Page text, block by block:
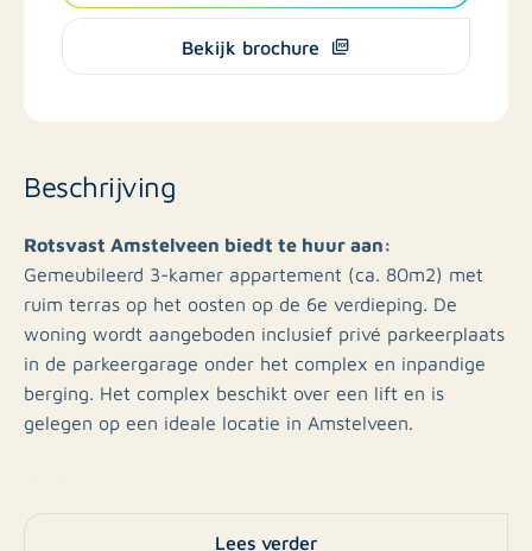
Bekijk brochure
Beschrijving
Rotsvast Amstelveen biedt te huur aan:
Gemeubileerd 3-kamer appartement (ca. 80m2) met
ruim terras op het oosten op de 6e verdieping. De
woning wordt aangeboden inclusief privé parkeerplaats
in de parkeergarage onder het complex en inpandige
berging. Het complex beschikt over een lift en is
gelegen op een ideale locatie in Amstelveen.
Aan de ene kant vind je het levendige Stadshart van
Lees verder